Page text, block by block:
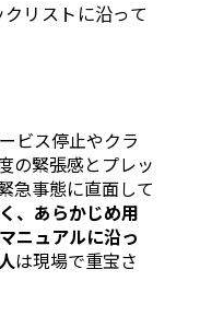
リストに沿って
ビス停止やクラ
の緊張感とプレッ
急事態に直面して
、あらかじめ用
ニュアルに沿っ
は現場で重宝さ